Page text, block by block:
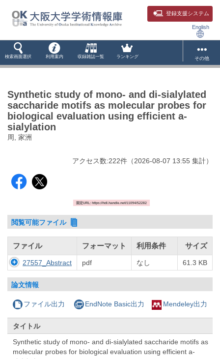
登録支援システム
English
検索画面選択 利用案内 収録雑誌一覧 ランキング その他
Synthetic study of mono- and di-sialylated
saccharide motifs as molecular probes for
biological evaluation using efficient a-
sialylation
周, 家洲
アクセス数:222件 （2026-08-07 13:55 集計）
固定URL: https://hdl.handle.net/11094/52282
閲覧可能ファイル
ファイル フォーマット 利用条件 サイズ
27557_Abstract pdf なし 61.3 KB
論文情報
ファイル出力 EndNote Basic出力 Mendeley出力
タイトル
Synthetic study of mono- and di-sialylated saccharide motifs as
molecular probes for biological evaluation using efficient a-